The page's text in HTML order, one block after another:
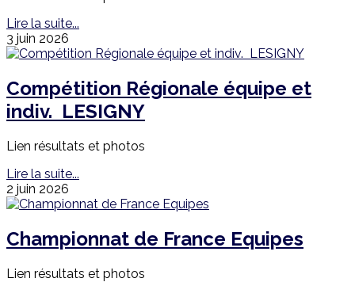
Lire la suite...
3 juin 2026
Compétition Régionale équipe et
indiv. LESIGNY
Lien résultats et photos
Lire la suite...
2 juin 2026
Championnat de France Equipes
Lien résultats et photos